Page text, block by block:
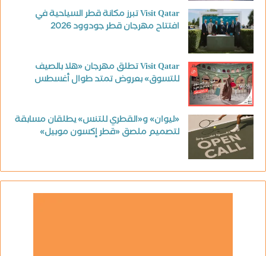
Visit Qatar تبرز مكانة قطر السياحية في
افتتاح مهرجان قطر جودوود 2026
Visit Qatar تطلق مهرجان «هلا بالصيف
للتسوق» بعروض تمتد طوال أغسطس
«ليوان» و«القطري للتنس» يطلقان مسابقة
لتصميم ملصق «قطر إكسون موبيل»